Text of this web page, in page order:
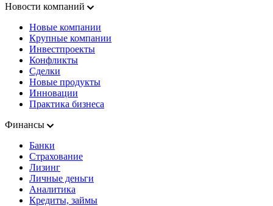
Новости компаний
Новые компании
Крупные компании
Инвестпроекты
Конфликты
Сделки
Новые продукты
Инновации
Практика бизнеса
Финансы
Банки
Страхование
Лизинг
Личные деньги
Аналитика
Кредиты, займы